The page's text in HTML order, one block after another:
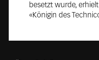
besetzt wurde,
«Königin des